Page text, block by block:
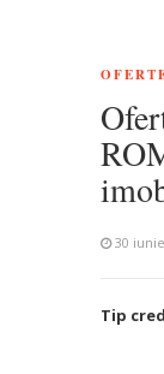
30
Tip